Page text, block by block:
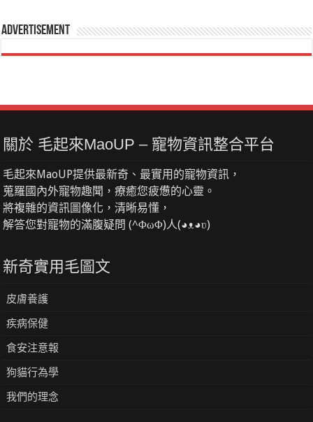
Advertisement
關於 毛起來MaoUP – 寵物資訊整合平台
毛起來MaoUP提供最新奇、最實用的寵物資訊，
蒐羅國內外寵物趣聞，療癒您疲憊的心靈。
將複雜的資訊圖像化，清晰易懂，
解答您對寵物的滿腹疑問 (^ΦωΦ)人(◕ᴥ◕ʋ)
新奇實用毛圖文
皮膚養護
疾病保健
食安注意報
狗貓行為學
我們的理念